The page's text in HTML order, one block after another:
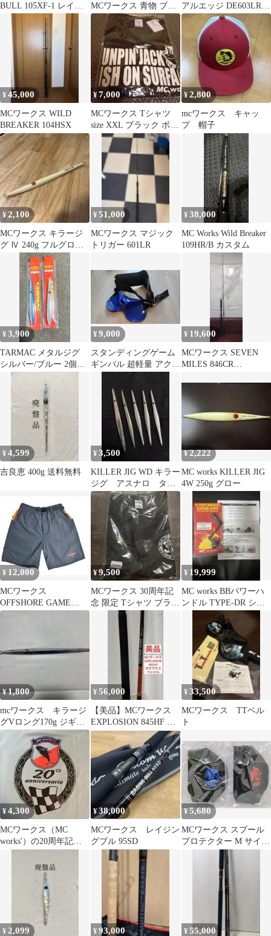
BULL 105XF-1 レイジ
ングブル
MCワークス 青物 ブリ
ヒラマサ カンパチ
アルエッジ DE603LR/B
カスタムモデル 希少
¥45,000
MCワークス WILD
BREAKER 104HSX
¥7,000
MCワークス Tシャツ
size XXL ブラック ボル
テックス素材
¥2,800
mcワークス キャッ
プ 帽子
¥2,100
MCワークス キラージ
グ Ⅳ 240g フルグロ
ー ヒラマサ ジギング
¥51,000
MCワークス マジック
トリガー 601LR
¥38,000
MC Works Wild Breaker
109HR/B カスタム
¥3,900
TARMAC メタルジグ
シルバー/ブルー 2個セ
ット
¥9,000
スタンディングゲーム
ギンバル 超軽量 アクセ
シングツール
¥ 19,600
MCワークス SEVEN
MILES 846CR
¥4,599
吉良恵 400g 送料無料
¥3,500
KILLER JIG WD キラー
ジグ アスナロ タチ
パターン ロングジグ
¥2,222
MC works KILLER JIG
4W 250g グロー
¥ 12,000
MCワークス
OFFSHORE GAME
SHORTS Ｌ グレー/オ
¥9,500
MCワークス 30周年記
念 限定 Tシャツ ブラッ
ク XXL H283
¥ 19,999
MC works BBパワーハ
ンドル TYPE-DR シマ
ノSW用右巻き
¥1,800
mcワークス キラージ
グVロング170g ジギン
グ
¥56,000
【美品】MCワークス
EXPLOSION 845HF オ
オマサスペシャル⁠
¥33,500
MCワークス TTベル
ト
¥4,300
MCワークス（MC
works'）の20周年記念
¥38,000
MCワークス レイジン
グブル 95SD
¥5,680
MCワークス スプール
プロテクター M サイズ
MC WORKS
¥ 2,099 ¥93,000 ¥55,000